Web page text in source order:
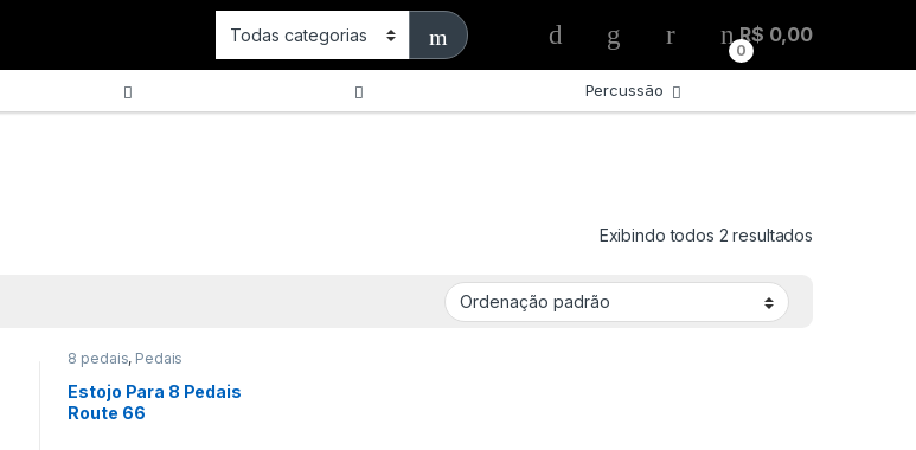
0
R$ 0,00
SOPRO Teclas Percussão
Exibindo todos 2 resultados
8 pedais, Pedais
Estojo Para 8 Pedais
Route 66